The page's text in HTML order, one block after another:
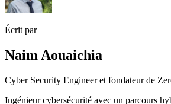
Écrit par
Naim Aouaichia
Cyber Security Engineer et fondateur de
Ingénieur cybersécurité avec un parcours